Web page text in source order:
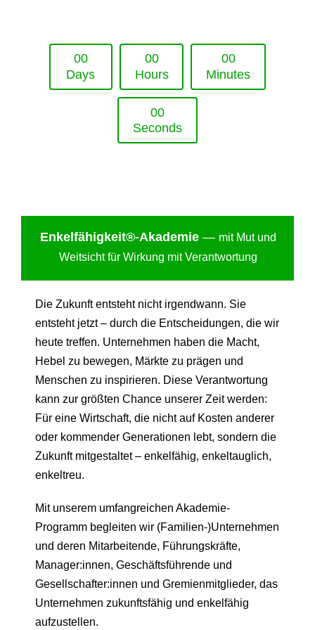
00
Days
00
Hours
00
Minutes
00
Seconds
Enkelfähigkeit®-Akademie — mit Mut und
Weitsicht für Wirkung mit Verantwortung
Die Zukunft entsteht nicht irgendwann. Sie
entsteht jetzt – durch die Entscheidungen, die wir
heute treffen. Unternehmen haben die Macht,
Hebel zu bewegen, Märkte zu prägen und
Menschen zu inspirieren. Diese Verantwortung
kann zur größten Chance unserer Zeit werden:
Für eine Wirtschaft, die nicht auf Kosten anderer
oder kommender Generationen lebt, sondern die
Zukunft mitgestaltet – enkelfähig, enkeltauglich,
enkeltreu.
Mit unserem umfangreichen Akademie-
Programm begleiten wir (Familien-)Unternehmen
und deren Mitarbeitende, Führungskräfte,
Manager:innen, Geschäftsführende und
Gesellschafter:innen und Gremienmitglieder, das
Unternehmen zukunftsfähig und enkelfähig
aufzustellen.